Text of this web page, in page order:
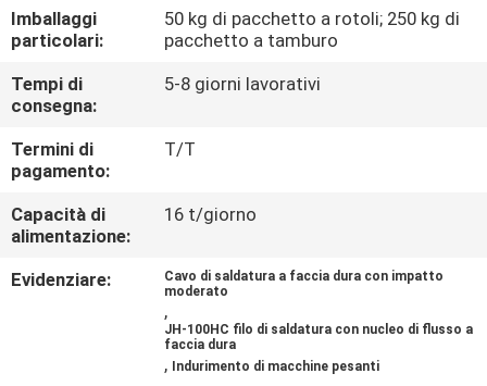
CONTROLLO
DI
QUALITÀ
CONTATTICI
RICHIEDA
UNA
Imballaggi
particolari:
50 kg di pacchetto a rotoli; 250 kg di
pacchetto a tamburo
Tempi di
consegna:
5-8 giorni lavorativi
Termini di
pagamento:
T/T
Capacità di
alimentazione:
16 t/giorno
Evidenziare:
Cavo di saldatura a faccia dura con impatto
moderato
,
JH-100HC filo di saldatura con nucleo di flusso a
faccia dura
, Indurimento di macchine pesanti